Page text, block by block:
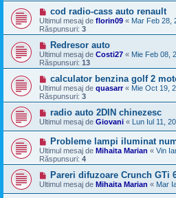
cod radio-cass auto renault
Ultimul mesaj de florin09 « Mar Feb 28,
Răspunsuri: 3
Redresor auto
Ultimul mesaj de Costi27 « Mie Feb 08,
Răspunsuri: 13
calculator benzina golf 2
Ultimul mesaj de quasarr« Mie Oct 19,
Răspunsuri: 3
radio auto 2DIN chinezesc
Ultimul mesaj de Giovani « Lun Iul 11,
Probleme lampi iluminat
Ultimul mesaj de Mihaita Marian « Vin
Răspunsuri: 4
Pareri difuzoare Crunch GTi
Ultimul mesaj de Mihaita Marian « Mar